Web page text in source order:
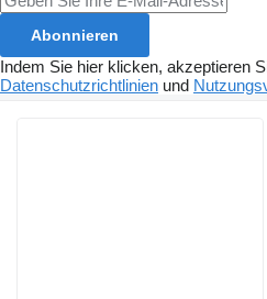
Abonnieren
Indem Sie hier klicken, akzeptieren
Datenschutzrichtlinien und